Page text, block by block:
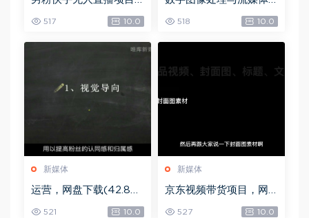
M)
517 10.0
M)
518 10.0
新媒体
运营，网盘下载(42.84
521 10.0
新媒体
京东视频带货项目，网
527 10.0